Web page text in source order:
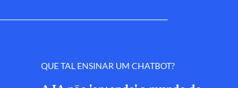
QUE TAL ENSINAR UM CHATBOT?